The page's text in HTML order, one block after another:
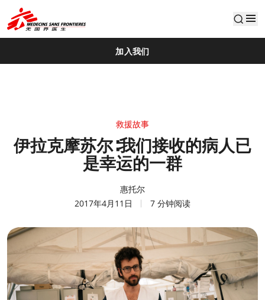
default
加入我们
救援故事
伊拉克摩苏尔∶我们接收的病人已
是幸运的一群
惠托尔
2017年4月11日
7 分钟阅读